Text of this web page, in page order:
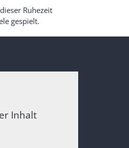
Ruhezeit
gespielt.
Inhalt